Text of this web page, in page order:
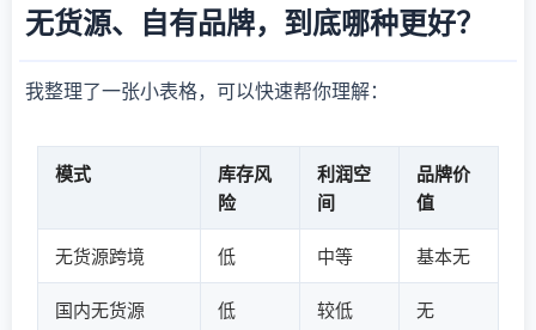
无货源、自有品牌，到底哪种更好？
我整理了一张小表格，可以快速帮你理解：
模式
库存风
险
利润空
间
品牌价
值
无货源跨境 低 中等 基本无
国内无货源 低 较低 无